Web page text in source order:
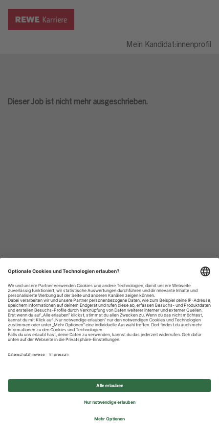
Mein Kandidat:innenprofil
Dieser Job ist nicht mehr ausgeschrieben.
Datenschutzhinweise
Impressum
Privatsphäre-Einstellungen
© 2026 REWE Group - All rights reserved